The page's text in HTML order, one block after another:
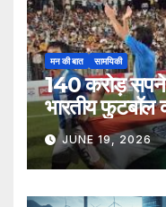
मन की बात सामयिकी
140 करोड़ सपने
भारतीय फुटबॉल
JUNE 19, 2026